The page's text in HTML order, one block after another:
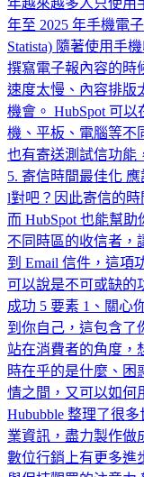
年越來越多人只使用
年至 2025 年手機電
Statista) 隨著使用手
撰寫電子報內容的時
速度太慢、內容排版
機會。 HubSpot 可
機、平板、電腦等不
也有寄送測試信功能
5. 寄信時間最佳化
l對吧？因此寄信的時
而 HubSpot 也能幫
不同時區的收信者，
到 Email 信件，這項
可以說是不可或缺的
成功 5 要素 1、關心
到你自己，這包含了
站在消費者的角度，
時在乎的是什麼、困
情之間，又可以如何
Hububble 整理了很
業資訊，盡力製作做
數位行銷上有更多進